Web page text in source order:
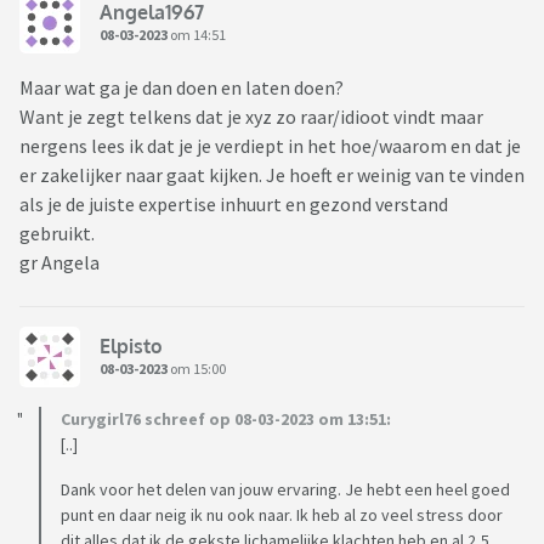
kosten gemaakt voor 'ons' huis sinds ik er niet meer woon
zoals een nieuwe cv-ketel, nieuwe grasmaaier etc. Indirect
Ik vind het vreemd dat mijn belangen zo makkelijk van tafel
worden geveegd. Mijn belang is juist om het nu financieel
wat breder te hebben dan wanneer ik met pensioen ben en
geen inwonende kinderen heb. Ik had graag meerdere
scenario's besproken en van daaruit tot een keuze gekomen.
Ik kom er hoe dan ook bekaaid vanaf omdat ik kleiner ben
achterlaten. Ik heb mijn erfenissen en schenkingen altijd in
het gezin en onze woningen gestopt en dat ben ik voor de
helft kwijt. Ik heb 15 jaar niet van werkgever kunnen
veranderen omdat ik de enige stabiele factor was qua
inkomen. Ik heb niet kunnen meeprofiteren van zijn riante
mijn salaris aan de gezamenlijke lasten betaald dan hij. Ik
had mijn financieen altijd goed op orde en zorgde voor een
Angela1967
08-03-2023 om 14:51
Maar wat ga je dan doen en laten doen?
Want je zegt telkens dat je xyz zo raar/idioot vindt maar
nergens lees ik dat je je verdiept in het hoe/waarom en dat je
er zakelijker naar gaat kijken. Je hoeft er weinig van te vinden
als je de juiste expertise inhuurt en gezond verstand
gebruikt.
gr Angela
Elpisto
08-03-2023 om 15:00
Curygirl76 schreef op 08-03-2023 om 13:51:
[..]
Dank voor het delen van jouw ervaring. Je hebt een heel goed
punt en daar neig ik nu ook naar. Ik heb al zo veel stress door